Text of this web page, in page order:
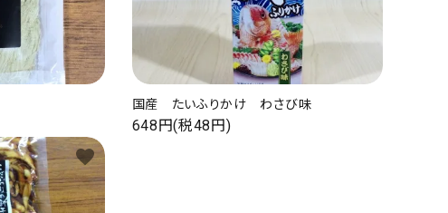
国産 たいふりかけ わさび味
648円(税48円)
favorite